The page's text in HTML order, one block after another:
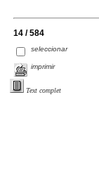
14 / 584
seleccionar
imprimir
Text complet